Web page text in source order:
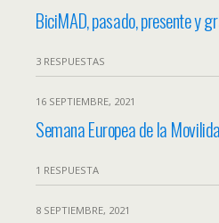
BiciMAD, pasado, presente y
3 RESPUESTAS
16 SEPTIEMBRE, 2021
Semana Europea de la
1 RESPUESTA
8 SEPTIEMBRE, 2021